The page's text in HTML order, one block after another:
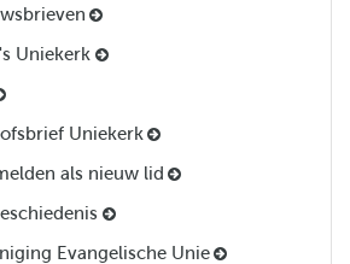
Uniekerk
Uniekerk
als nieuw lid
Evangelische Unie